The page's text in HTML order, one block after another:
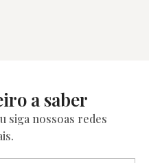
a saber
siga nossoas redes